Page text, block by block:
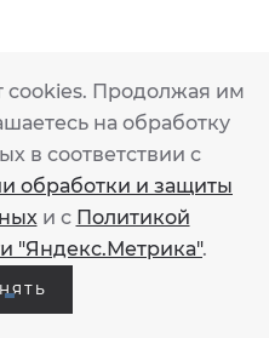
cookies. Продолжая им
на обработку
в соответствии с
обработки и защиты
и с Политикой
"Яндекс.Метрика".